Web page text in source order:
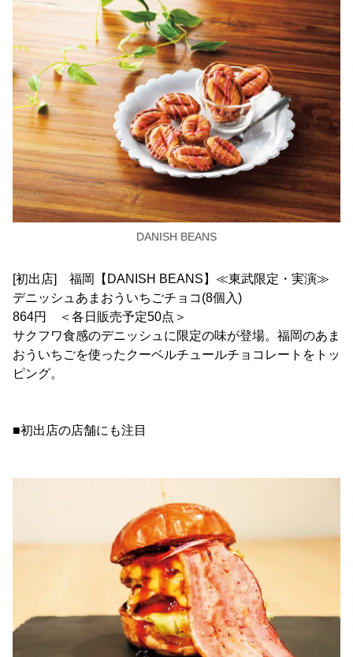
DANISH BEANS
[初出店] 福岡【DANISH BEANS】≪東武限定・実演≫
デニッシュあまおういちごチョコ(8個入)
864円 ＜各日販売予定50点＞
サクフワ食感のデニッシュに限定の味が登場。福岡のあま
おういちごを使ったクーベルチュールチョコレートをトッ
ピング。
■初出店の店舗にも注目